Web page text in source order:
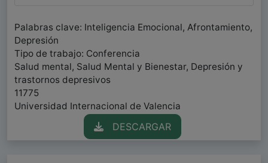
Palabras clave: Inteligencia Emocional, Afrontamiento,
Depresión
Tipo de trabajo: Conferencia
Salud mental, Salud Mental y Bienestar, Depresión y
trastornos depresivos
11775
Universidad Internacional de Valencia
DESCARGAR